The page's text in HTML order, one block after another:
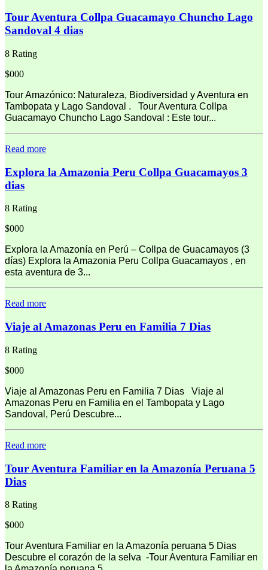
Tour Aventura Collpa Guacamayo Chuncho Lago
Sandoval 4 dias
8 Rating
$000
Tour Amazónico: Naturaleza, Biodiversidad y Aventura en
Tambopata y Lago Sandoval . Tour Aventura Collpa
Guacamayo Chuncho Lago Sandoval : Este tour...
Read more
Explora la Amazonia Peru Collpa Guacamayos 3
dias
8 Rating
$000
Explora la Amazonía en Perú – Collpa de Guacamayos (3
días) Explora la Amazonia Peru Collpa Guacamayos , en
esta aventura de 3...
Read more
Viaje al Amazonas Peru en Familia 7 Dias
8 Rating
$000
Viaje al Amazonas Peru en Familia 7 Dias Viaje al
Amazonas Peru en Familia en el Tambopata y Lago
Sandoval, Perú Descubre...
Read more
Tour Aventura Familiar en la Amazonía Peruana 5
Dias
8 Rating
$000
Tour Aventura Familiar en la Amazonía peruana 5 Dias
Descubre el corazón de la selva -Tour Aventura Familiar en